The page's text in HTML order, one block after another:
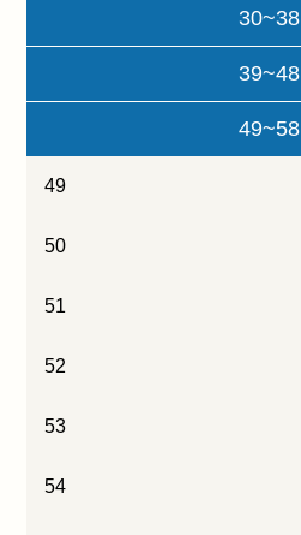
30~38
39~48
49~58
49
50
51
52
53
54